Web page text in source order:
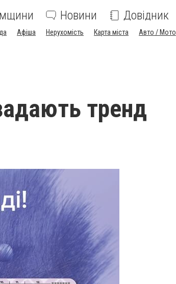
Новини Довідник
Афіша Нерухомість Карта міста
Авто / Мото
тренд